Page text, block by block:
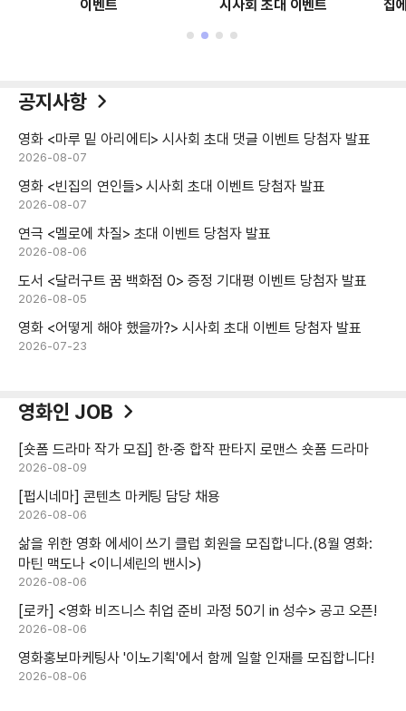
시사회 초대 이벤트
집에가자> 시사회 초대
공지사항
영화 <마루 밑 아리에티> 시사회 초대 댓글 이벤트 당첨자 발표
2026-08-07
영화 <빈집의 연인들> 시사회 초대 이벤트 당첨자 발표
2026-08-07
연극 <멜로에 차질> 초대 이벤트 당첨자 발표
2026-08-06
도서 <달러구트 꿈 백화점 0> 증정 기대평 이벤트 당첨자 발표
2026-08-05
영화 <어떻게 해야 했을까?> 시사회 초대 이벤트 당첨자 발표
2026-07-23
영화인 JOB
[숏폼 드라마 작가 모집] 한·중 합작 판타지 로맨스 숏폼 드라마
2026-08-09
[펍시네마] 콘텐츠 마케팅 담당 채용
2026-08-06
삶을 위한 영화 에세이 쓰기 클럽 회원을 모집합니다.(8월 영화:
마틴 맥도나 <이니셰린의 밴시>)
2026-08-06
[로카] <영화 비즈니스 취업 준비 과정 50기 in 성수> 공고 오픈!
2026-08-06
영화홍보마케팅사 '이노기획'에서 함께 일할 인재를 모집합니다!
2026-08-06